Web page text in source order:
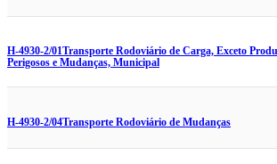
H-4930-2/01Transporte Rodoviário de Carga, Exceto
Perigosos e Mudanças, Municipal
H-4930-2/04Transporte Rodoviário de Mudanças